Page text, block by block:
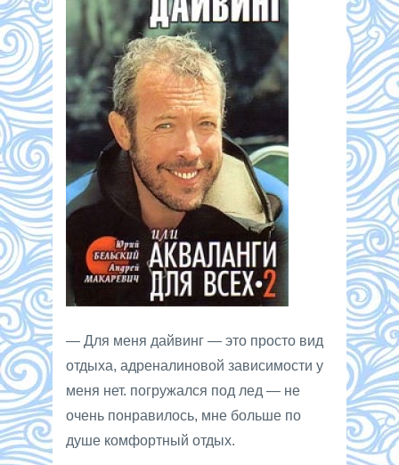
— Для меня дайвинг — это просто вид
отдыха, адреналиновой зависимости у
меня нет. погружался под лед — не
очень понравилось, мне больше по
душе комфортный отдых.